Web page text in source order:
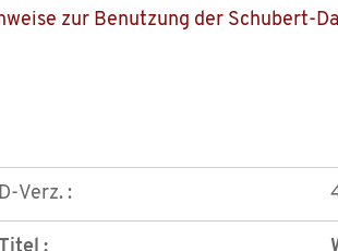
zur Benutzung der Schubert-
D-Verz. :